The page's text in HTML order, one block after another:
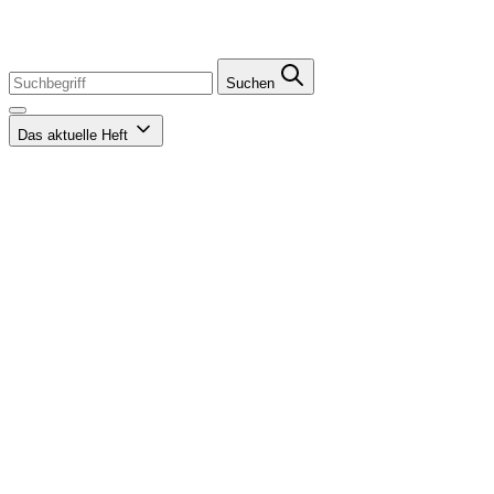
Suchen
Das aktuelle Heft